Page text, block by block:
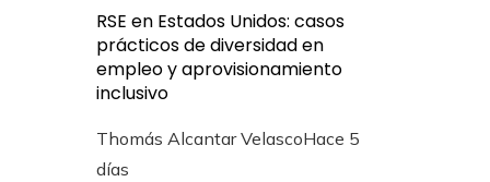
RSE en Estados Unidos: casos
prácticos de diversidad en
empleo y aprovisionamiento
inclusivo
Thomás Alcantar VelascoHace 5
días